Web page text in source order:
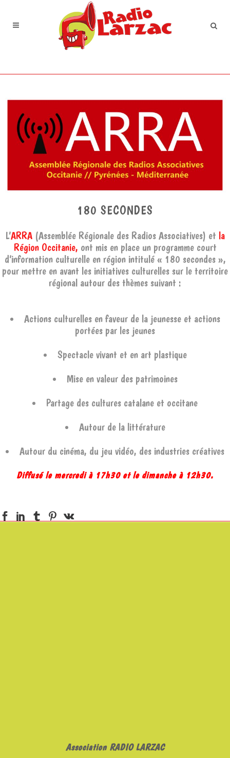
180 SECONDES
L’ARRA (Assemblée Régionale des Radios Associatives) et la
Région Occitanie, ont mis en place un programme court
d’information culturelle en région intitulé « 180 secondes »,
pour mettre en avant les initiatives culturelles sur le territoire
régional autour des thèmes suivant :
Actions culturelles en faveur de la jeunesse et actions
portées par les jeunes
Spectacle vivant et en art plastique
Mise en valeur des patrimoines
Partage des cultures catalane et occitane
Autour de la littérature
Autour du cinéma, du jeu vidéo, des industries créatives
Diffusé le mercredi à 17h30 et le dimanche à 12h30.
Association RADIO LARZAC